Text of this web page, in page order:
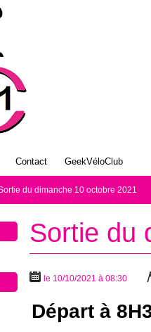
Contact GeekVéloClub
du dimanche 10 octobre 2021
Sortie du
le 10/10/2021 à 08:30
Départ à